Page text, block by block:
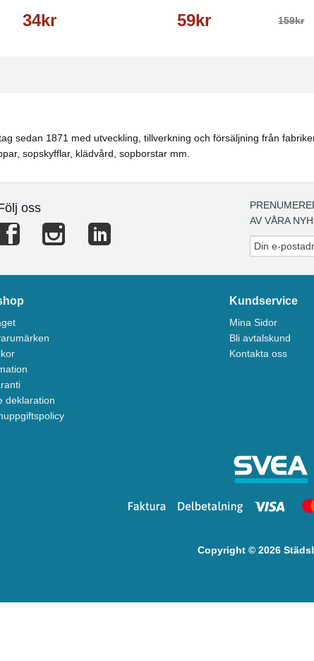
34kr 59kr 159kr
sedan 1871 med utveckling, tillverkning och försäljning från
sopskyfflar, klädvård, sopborstar mm.
oss
AV VÅRA
deklaration
Kundservice
Mina Sidor
Bli avtalskund
Kontakta oss
Copyright © 2026